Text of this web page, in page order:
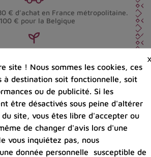
€ d’achat en France métropolitaine.
100 € pour la Belgique
carbonique
du produit Avis clients
site ! Nous sommes les cookies, ces
à destination soit fonctionnelle, soit
ou de publicité. Si les
être désactivés sous peine d'altérer
site, vous êtes libre d'accepter ou
de changer d'avis lors d'une
vous inquiétez pas, nous
donnée personnelle susceptible de